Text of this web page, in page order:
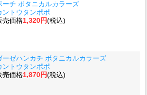
ーチ ボタニカルカラーズ
ントウタンポポ
売価格1,320円(税込)
ーゼハンカチ ボタニカルカラーズ
ントウタンポポ
売価格1,870円(税込)